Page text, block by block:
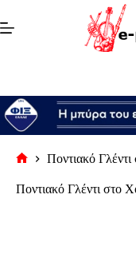
στο
περιεχόμενο
σελίδα
Ποντιακό
Ποντιακό Γλέντι στο